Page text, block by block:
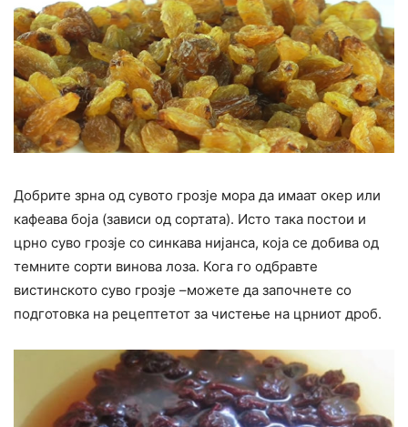
Добрите зрна од сувото грозје мора да имаат окер или
кафеава боја (зависи од сортата). Исто така постои и
црно суво грозје со синкава нијанса, која се добива од
темните сорти винова лоза. Кога го одбравте
вистинското суво грозје –можете да започнете со
подготовка на рецептетот за чистење на црниот дроб.